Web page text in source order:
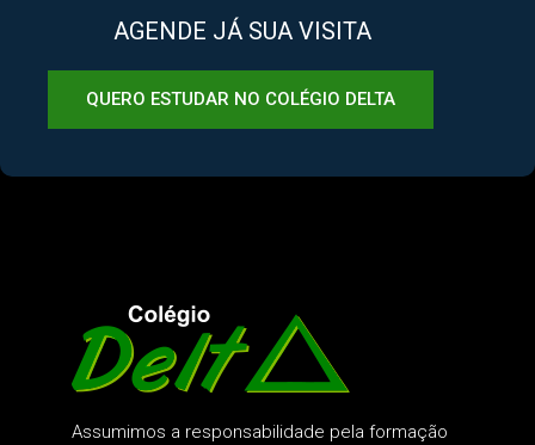
AGENDE JÁ SUA VISITA
QUERO ESTUDAR NO COLÉGIO DELTA
Assumimos a responsabilidade pela formação